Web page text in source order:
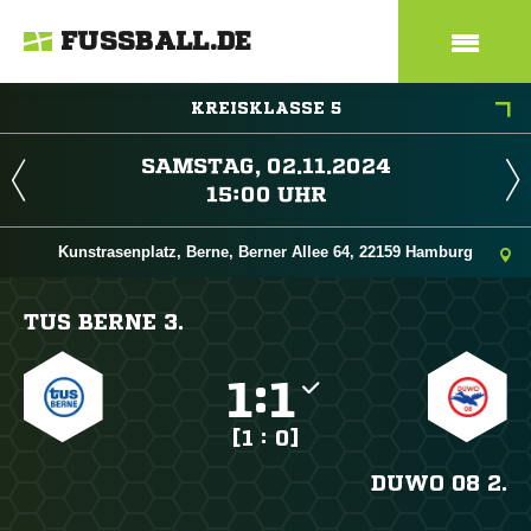
FUSSBALL.DE
KREISKLASSE 5
 
 
Kunstrasenplatz, Berne, Berner Allee 64, 22159 Hamburg
TUS BERNE 3.
:
[1 : 0]
DUWO 08 2.